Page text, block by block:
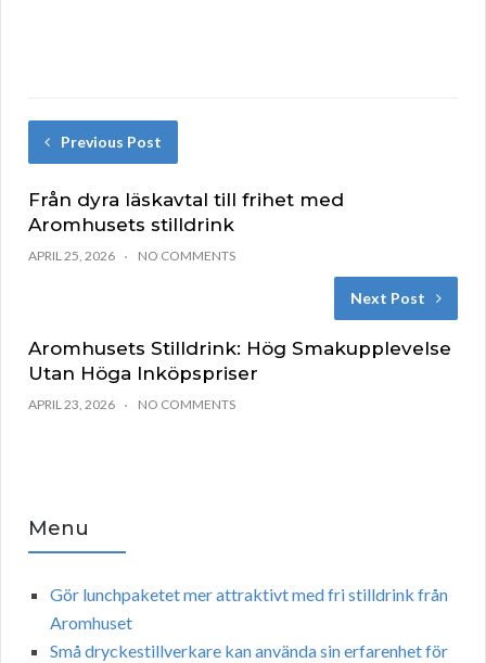
Previous Post
Från dyra läskavtal till frihet med
Aromhusets stilldrink
APRIL 25, 2026 NO COMMENTS
Next Post
Aromhusets Stilldrink: Hög Smakupplevelse
Utan Höga Inköpspriser
APRIL 23, 2026 NO COMMENTS
Menu
Gör lunchpaketet mer attraktivt med fri stilldrink från
Aromhuset
Små dryckestillverkare kan använda sin erfarenhet för